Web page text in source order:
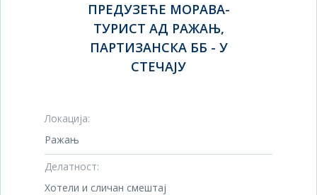
ПРЕДУЗЕЋЕ МОРАВА-
ТУРИСТ АД РАЖАЊ,
ПАРТИЗАНСКА ББ - У
СТЕЧАЈУ
Локација:
Ражањ
Делатност:
Хотели и сличан смештај